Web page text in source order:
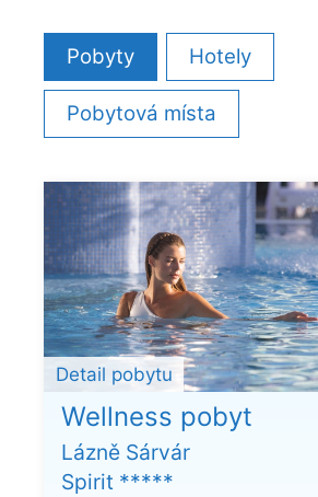
Pobyty Hotely
Pobytová místa
Wellness pobyt
Lázně Sárvár
Spirit *****
Detail pobytu